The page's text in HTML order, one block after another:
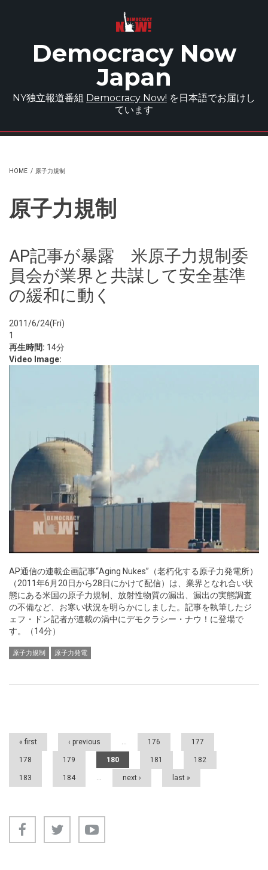
Democracy Now
Japan
NY独立報道番組 Democracy Now! を日本語でお届けし
ています
HOME / 原子力規制
原子力規制
AP記事が暴露 米原子力規制委
員会が業界と共謀して安全基準
の緩和に動く
2011/6/24(Fri)
1
再生時間: 14分
Video Image:
AP通信の連載企画記事“Aging Nukes”（老朽化する原子力発電所）
（2011年6月20日から28日にかけて配信）は、業界となれ合い状
態にある米国の原子力規制、放射性物質の漏出、漏出の実態調査
の不備など、お寒い状況を明らかにしました。記事を執筆したジ
ェフ・ドン記者が連載の渦中にデモクラシー・ナウ！に登場で
す。（14分）
原子力規制 原子力発電
Pages
« first ‹ previous 176 177
178 179 180 181 182
183 184 next › last »